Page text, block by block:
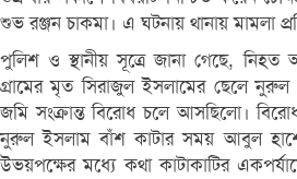
শুভ রঞ্জন চাকমা। এ ঘটনায় থানায় মামলা
পুলিশ ও স্থানীয় সূত্রে জানা গেছে,
গ্রামের মৃত সিরাজুল ইসলামের ছেলে নুরুল
জমি সংক্রান্ত বিরোধ চলে আসছিলো।
নুরুল ইসলাম বাঁশ কাটার সময় আবুল
উভয়পক্ষের মধ্যে কথা কাটাকাটির